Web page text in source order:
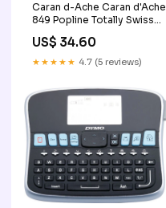
Caran d-Ache Caran d'Ache
849 Popline Totally Swiss
Kugelschreiber – Blau,
Spitze 1 mm,
Druckmechanik, Aluminium,
US$ 34.60
★★★★★ 4.7 (5 reviews)